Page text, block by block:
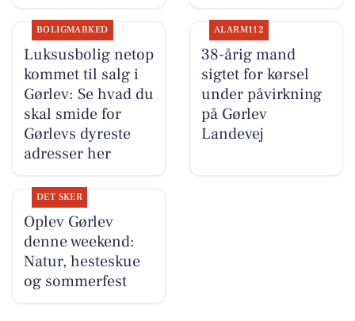
BOLIGMARKED
Luksusbolig netop
kommet til salg i
Gørlev: Se hvad du
skal smide for
Gørlevs dyreste
adresser her
ALARM112
38-årig mand
sigtet for kørsel
under påvirkning
på Gørlev
Landevej
DET SKER
Oplev Gørlev
denne weekend:
Natur, hesteskue
og sommerfest